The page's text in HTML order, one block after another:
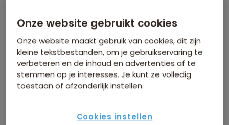
Wanneer kan ik het beste een reis
boeken?
Kan ik ook eerst een optie nemen op een
reis?
Onze website gebruikt cookies
Onze website maakt gebruik van cookies, dit zijn
kleine tekstbestanden, om je gebruikservaring te
verbeteren en de inhoud en advertenties af te
stemmen op je interesses. Je kunt ze volledig
toestaan of afzonderlijk instellen.
Cookies instellen